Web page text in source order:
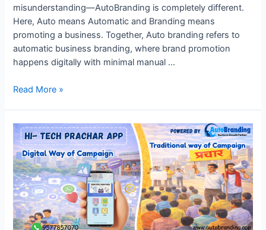
misunderstanding—AutoBranding is completely different.
Here, Auto means Automatic and Branding means
promoting a business. Together, Auto branding refers to
automatic business branding, where brand promotion
happens digitally with minimal manual …
“Auto
Not
Auto
Rickshaw
Branding
–
Here’s
What
It
Read More »